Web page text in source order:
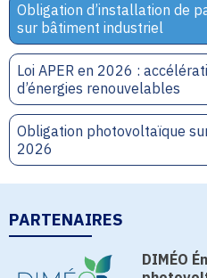
Obligation d’installation de
sur bâtiment industriel
Loi APER en 2026 :
d’énergies renouvelables
Obligation photovoltaïque
2026
PARTENAIRES
DIMÉO